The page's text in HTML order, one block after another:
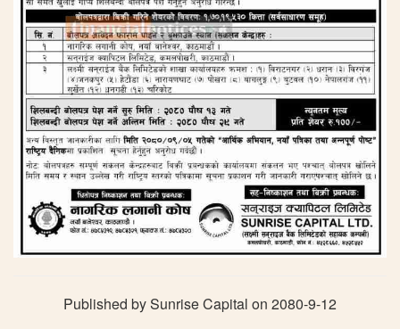
Published by Sunrise Capital on 2080-9-12